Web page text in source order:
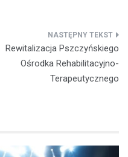
Rewitalizacja Pszczyńskiego
Ośrodka Rehabilitacyjno-
Terapeutycznego